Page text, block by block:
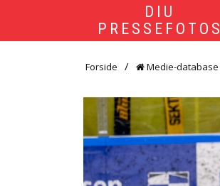
DIU
PRESSEFOTOS
Forside Medie-database